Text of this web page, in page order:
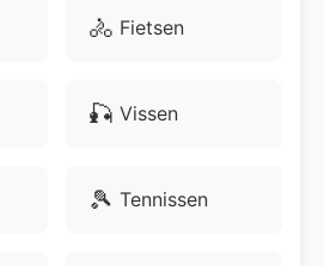
🚴 Fietsen
🎣 Vissen
🎾 Tennissen